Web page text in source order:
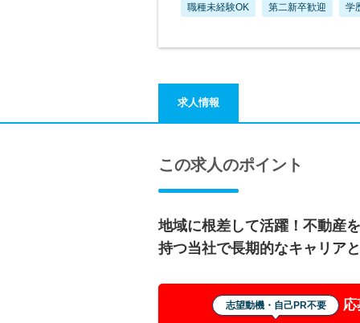
職種未経験OK 第二新卒歓迎 学
求人情報
この求人のポイント
地域に根差して活躍！不動産
持つ当社で長期的なキャリア
志望動機・自己PR不要